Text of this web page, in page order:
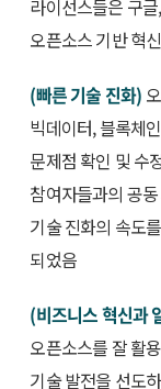
라이선스들은 구
오픈소스 기반 혁
(빠른 기술 진화)
빅데이터, 블록체
문제점 확인 및 수
참여자들과의 공
기술 진화의 속도
되었음
(비즈니스 혁신과
오픈소스를 잘 활
기술 발전을 선도